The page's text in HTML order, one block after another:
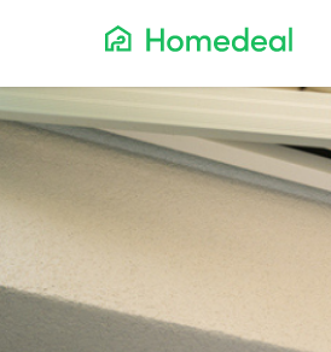
Aannemer
Alarmsystemen
Architect